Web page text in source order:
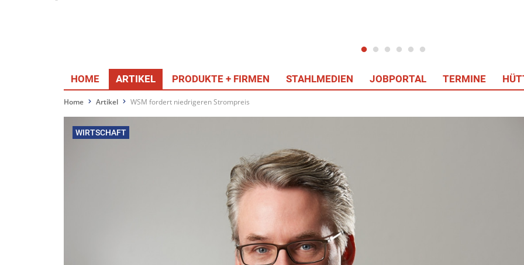
HOME ARTIKEL PRODUKTE + FIRMEN STAHLMEDIEN JOBPORTAL TERMINE
Home Artikel WSM fordert niedrigeren Strompreis
WIRTSCHAFT